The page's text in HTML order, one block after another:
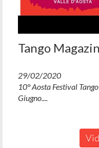
Tango
29/02/2020
10° Aosta Festival
Giugno....